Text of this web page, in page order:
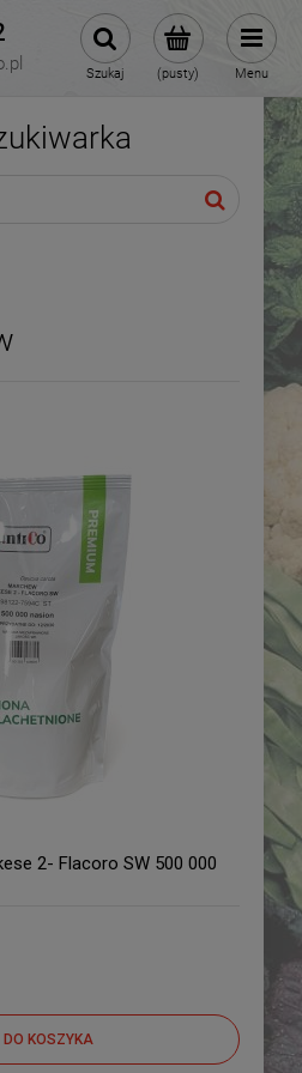
(pusty)
Szukaj Menu
2- Flacoro SW 500 000
DO KOSZYKA